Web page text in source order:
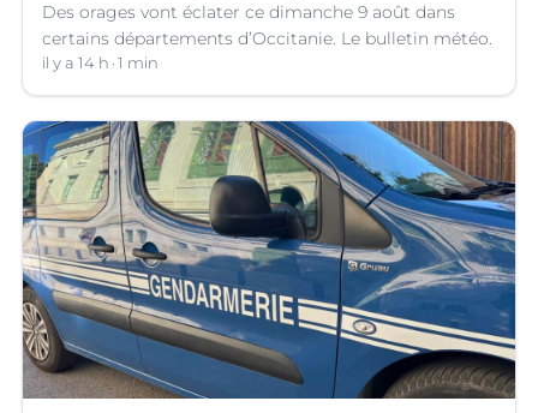
Des orages vont éclater ce dimanche 9 août dans
certains départements d’Occitanie. Le bulletin météo.
il y a 14 h 1 min